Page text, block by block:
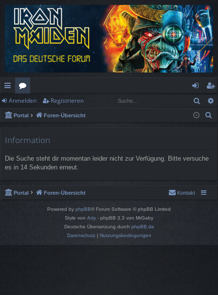
ch
ne
rif
or
en
n
m
eg
ist
Anmelden Registrieren
Portal Foren-Übersicht
Information
Die Suche steht dir momentan leider nicht zur Verfügung. Bitte versuche
es in 14 Sekunden erneut.
Portal Foren-Übersicht Kontakt
Powered by phpBB® Forum Software © phpBB Limited
Style von Arty - phpBB 3.3 von MrGaby
Deutsche Übersetzung durch phpBB.de
Datenschutz| Nutzungsbedingungen